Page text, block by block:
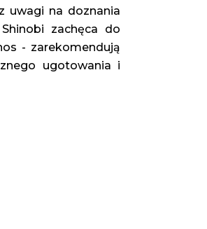
uwagi na doznania
zachęca do
- zarekomendują
ugotowania i